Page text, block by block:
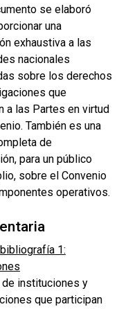
se elaboró
una
exhaustiva a las
nacionales
sobre los derechos
que
a las Partes en virtud
También es una
de
para un público
sobre el Convenio
operativos.
1:
de instituciones y
que participan